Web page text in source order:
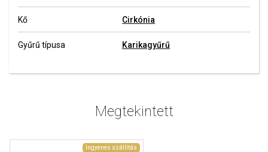
Kő Cirkónia
Gyűrű típusa Karikagyűrű
Megtekintett
Ingyenes szállítás